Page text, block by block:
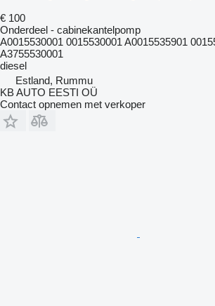
€ 100
Onderdeel - cabinekantelpomp
A0015530001 0015530001 A0015535901
A3755530001
diesel
Estland, Rummu
KB AUTO EESTI OÜ
Contact opnemen met verkoper